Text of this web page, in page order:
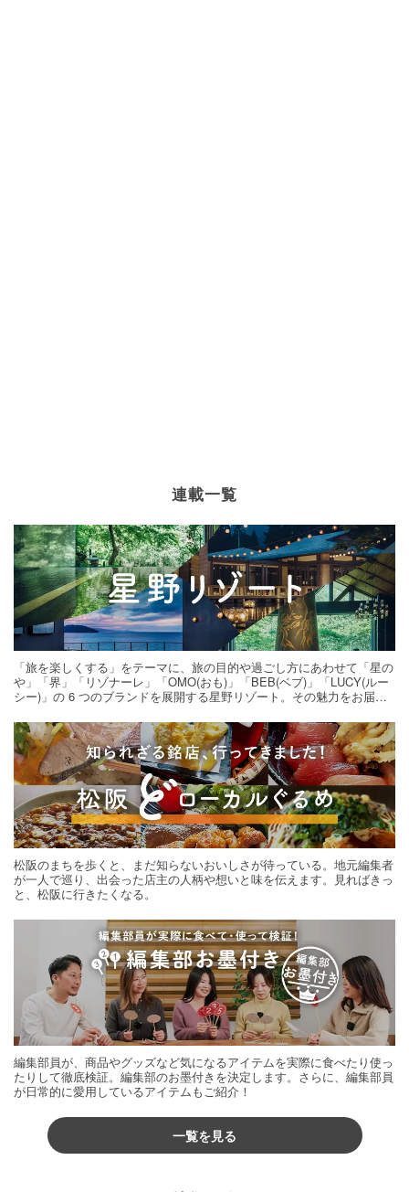
連載一覧
「旅を楽しくする」をテーマに、旅の目的や過ごし方にあわせて「星の
や」「界」「リゾナーレ」「OMO(おも)」「BEB(ベブ)」「LUCY(ルー
シー)」の 6 つのブランドを展開する星野リゾート。その魅力をお届け
松阪のまちを歩くと、まだ知らないおいしさが待っている。地元編集者
が一人で巡り、出会った店主の人柄や想いと味を伝えます。見ればきっ
と、松阪に行きたくなる。
編集部員が、商品やグッズなど気になるアイテムを実際に食べたり使っ
たりして徹底検証。編集部のお墨付きを決定します。さらに、編集部員
が日常的に愛用しているアイテムもご紹介！
一覧を見る